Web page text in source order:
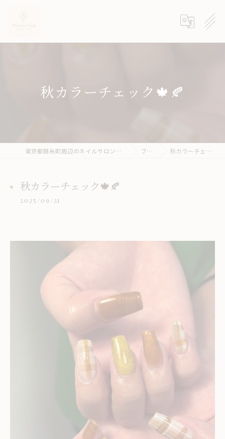
秋カラーチェック🍁🍂
東京都錦糸町周辺のネイルサロンならneroria nail ブログ 秋カラーチェック🍁🍂
秋カラーチェック🍁🍂
2025/09/21